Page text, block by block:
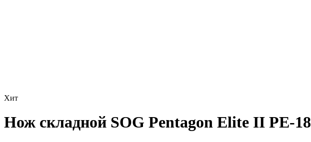
Хит
Нож складной SOG Pentagon Elite II PE-18